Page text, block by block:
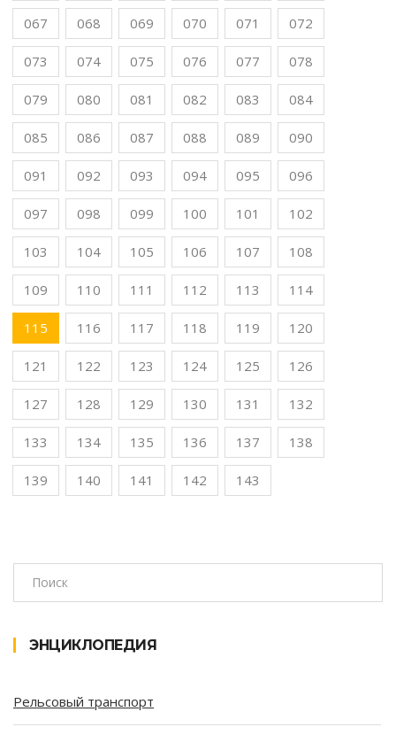
067 068 069 070 071 072
073 074 075 076 077 078
079 080 081 082 083 084
085 086 087 088 089 090
091 092 093 094 095 096
097 098 099 100 101 102
103 104 105 106 107 108
109 110 111 112 113 114
115 116 117 118 119 120
121 122 123 124 125 126
127 128 129 130 131 132
133 134 135 136 137 138
139 140 141 142 143
ЭНЦИКЛОПЕДИЯ
Рельсовый транспорт